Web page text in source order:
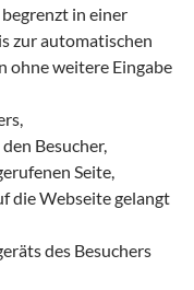
in einer
zur automatischen
ohne weitere Eingabe
Besucher,
Seite,
die Webseite gelangt
des Besuchers